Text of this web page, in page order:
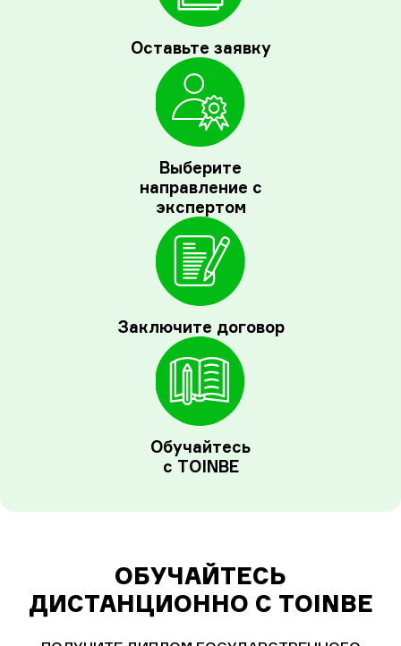
Оставьте заявку
Выберите
направление с
экспертом
Заключите договор
Обучайтесь
с TOINBE
ОБУЧАЙТЕСЬ
ДИСТАНЦИОННО С TOINBE